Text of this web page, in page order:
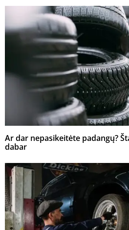
Ar dar nepasikeitėte padangų?
dabar